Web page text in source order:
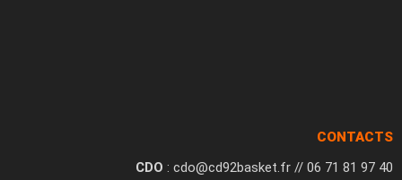
CONTACTS
CDO : cdo@cd92basket.fr // 06 71 81 97 40